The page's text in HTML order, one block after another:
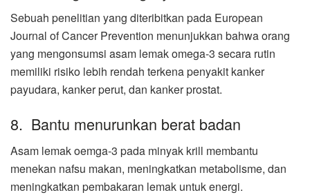
Sebuah penelitian yang diteribitkan pada European
Journal of Cancer Prevention menunjukkan bahwa orang
yang mengonsumsi asam lemak omega-3 secara rutin
memiliki risiko lebih rendah terkena penyakit kanker
payudara, kanker perut, dan kanker prostat.
8. Bantu menurunkan berat badan
Asam lemak oemga-3 pada minyak krill membantu
menekan nafsu makan, meningkatkan metabolisme, dan
meningkatkan pembakaran lemak untuk energi.